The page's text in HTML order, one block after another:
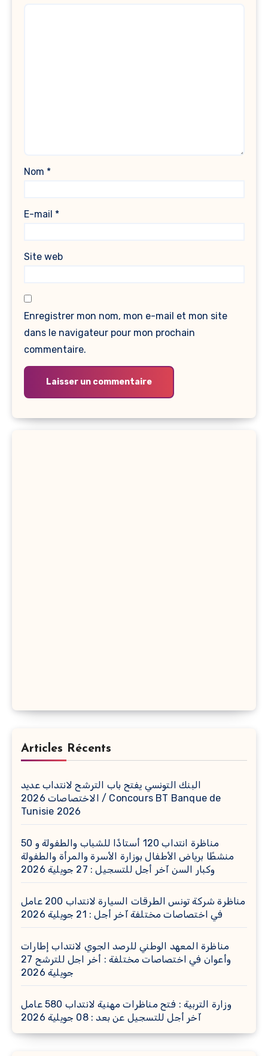
Nom *
E-mail *
Site web
Enregistrer mon nom, mon e-mail et mon site
dans le navigateur pour mon prochain
commentaire.
Articles Récents
البنك التونسي يفتح باب الترشح لانتداب عديد
الاختصاصات 2026 / Concours BT Banque de
Tunisie 2026
مناظرة انتداب 120 أستاذًا للشباب والطفولة و 50
منشطًا برياض الأطفال بوزارة الأسرة والمرأة والطفولة
وكبار السن آخر أجل للتسجيل : 27 جويلية 2026
مناظرة شركة تونس الطرقات السيارة لانتداب 200 عامل
في اختصاصات مختلفة آخر أجل : 21 جويلية 2026
مناظرة المعهد الوطني للرصد الجوي لانتداب إطارات
وأعوان في اختصاصات مختلفة : أخر اجل للترشح 27
جويلية 2026
وزارة التربية : فتح مناظرات مهنية لانتداب 580 عامل
آخر أجل للتسجيل عن بعد : 08 جويلية 2026